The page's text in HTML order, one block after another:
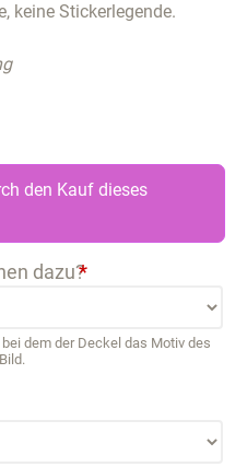
keine Stickerlegende.
den Kauf dieses
dazu?*
dem der Deckel das Motiv des